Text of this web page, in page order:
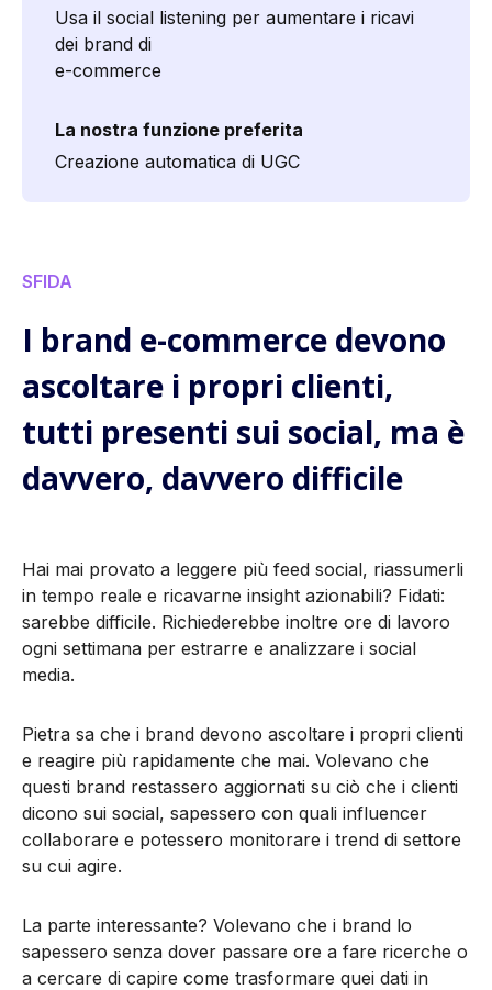
Usa il social listening per aumentare i ricavi
dei brand di
e-commerce
La nostra funzione preferita
Creazione automatica di UGC
SFIDA
I brand e-commerce devono
ascoltare i propri clienti,
tutti presenti sui social, ma è
davvero, davvero difficile
Hai mai provato a leggere più feed social, riassumerli
in tempo reale e ricavarne insight azionabili? Fidati:
sarebbe difficile. Richiederebbe inoltre ore di lavoro
ogni settimana per estrarre e analizzare i social
media.
Pietra sa che i brand devono ascoltare i propri clienti
e reagire più rapidamente che mai. Volevano che
questi brand restassero aggiornati su ciò che i clienti
dicono sui social, sapessero con quali influencer
collaborare e potessero monitorare i trend di settore
su cui agire.
La parte interessante? Volevano che i brand lo
sapessero senza dover passare ore a fare ricerche o
a cercare di capire come trasformare quei dati in